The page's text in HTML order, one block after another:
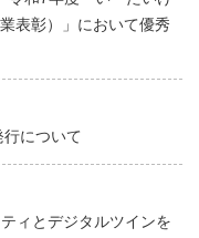
表彰）」において優秀
について
ィとデジタルツインを